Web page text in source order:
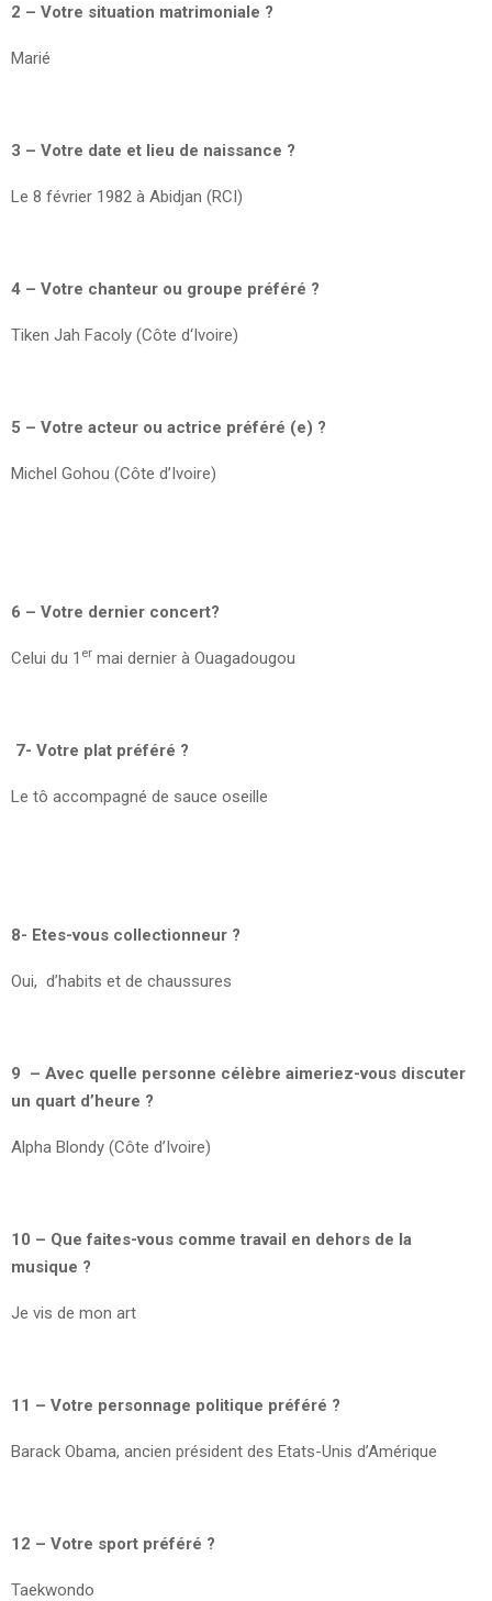
2 – Votre situation matrimoniale ?
Marié
3 – Votre date et lieu de naissance ?
Le 8 février 1982 à Abidjan (RCI)
4 – Votre chanteur ou groupe préféré ?
Tiken Jah Facoly (Côte d‘Ivoire)
5 – Votre acteur ou actrice préféré (e) ?
Michel Gohou (Côte d’Ivoire)
6 – Votre dernier concert?
Celui du 1 er mai dernier à Ouagadougou
7- Votre plat préféré ?
Le tô accompagné de sauce oseille
8- Etes-vous collectionneur ?
Oui, d’habits et de chaussures
9 – Avec quelle personne célèbre aimeriez-vous discuter
un quart d’heure ?
Alpha Blondy (Côte d’Ivoire)
10 – Que faites-vous comme travail en dehors de la
musique ?
Je vis de mon art
11 – Votre personnage politique préféré ?
Barack Obama, ancien président des Etats-Unis d’Amérique
12 – Votre sport préféré ?
Taekwondo